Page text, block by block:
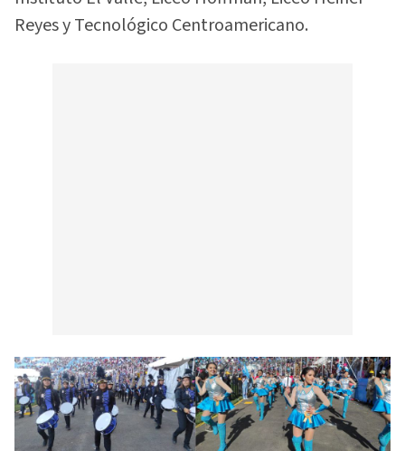
Reyes y Tecnológico Centroamericano.